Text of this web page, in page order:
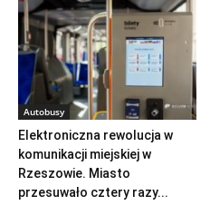
Autobusy
Elektroniczna rewolucja w
komunikacji miejskiej w
Rzeszowie. Miasto
przesuwało cztery razy...